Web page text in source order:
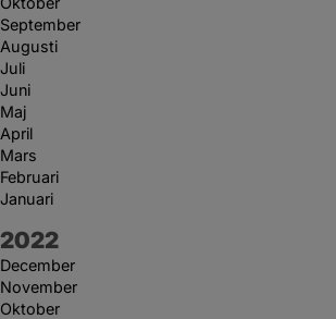
September
Augusti
Juli
Juni
Maj
April
Mars
Februari
Januari
År:
2022
December
November
Oktober